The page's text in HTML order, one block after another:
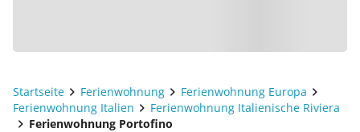
Startseite Ferienwohnung
Ferienwohnung Europa
Ferienwohnung Italien
Ferienwohnung Italienische Riviera
Ferienwohnung Portofino